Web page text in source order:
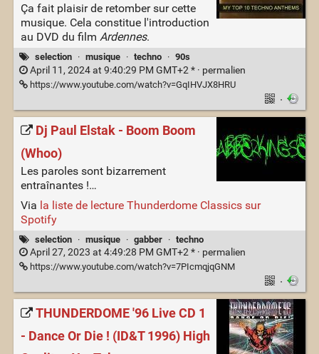
Ça fait plaisir de retomber sur cette
musique. Cela constitue l'introduction
au DVD du film Ardennes.
selection · musique · techno · 90s
April 11, 2024 at 9:40:29 PM GMT+2 * · permalien
https://www.youtube.com/watch?v=GqIHVJX8HRU
·
Dj Paul Elstak - Boom Boom
(Whoo)
Les paroles sont bizarrement
entraînantes !…
Via la liste de lecture Thunderdome Classics sur
Spotify
selection · musique · gabber · techno
April 27, 2023 at 4:49:28 PM GMT+2 * · permalien
https://www.youtube.com/watch?v=7PIcmqjqGNM
·
THUNDERDOME '96 Live CD 1
- Dance Or Die ! (ID&T 1996) High